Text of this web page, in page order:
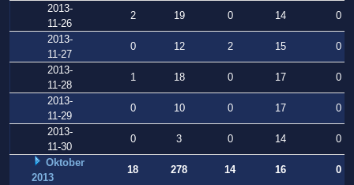
2013-
11-26
2 19 0 14
0
2013-
11-27
0 12 2 15
0
2013-
11-28
1 18 0 17
0
2013-
11-29
0 10 0 17
0
2013-
11-30
0 3 0 14
0
Oktober
2013
18 278 14 16 0